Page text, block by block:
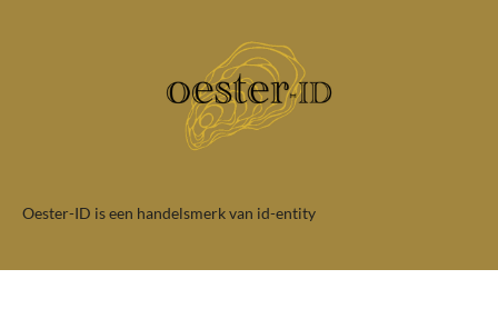
Oester-ID is een handelsmerk van id-entity